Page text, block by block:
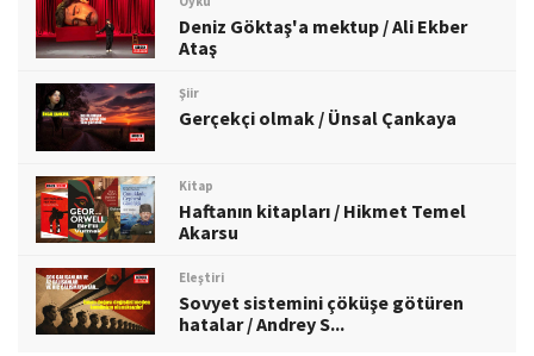
Deniz Göktaş'a mektup / Ali Ekber
Ataş
Şiir
Gerçekçi olmak / Ünsal Çankaya
Kitap
Haftanın kitapları / Hikmet Temel
Akarsu
Eleştiri
Sovyet sistemini çöküşe götüren
hatalar / Andrey S...